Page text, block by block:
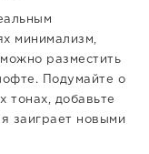
минимализм,
разместить
Подумайте о
тонах, добавьте
заиграет новыми